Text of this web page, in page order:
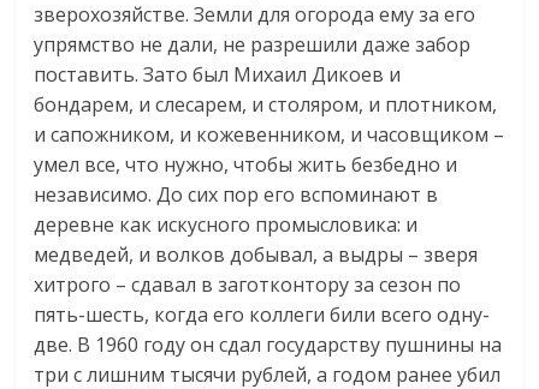
зверохозяйстве. Земли для огорода ему за его
упрямство не дали, не разрешили даже забор
поставить. Зато был Михаил Дикоев и
бондарем, и слесарем, и столяром, и плотником,
и сапожником, и кожевенником, и часовщиком –
умел все, что нужно, чтобы жить безбедно и
независимо. До сих пор его вспоминают в
деревне как искусного промысловика: и
медведей, и волков добывал, а выдры – зверя
хитрого – сдавал в заготконтору за сезон по
пять-шесть, когда его коллеги били всего одну-
две. В 1960 году он сдал государству пушнины на
три с лишним тысячи рублей, а годом ранее убил